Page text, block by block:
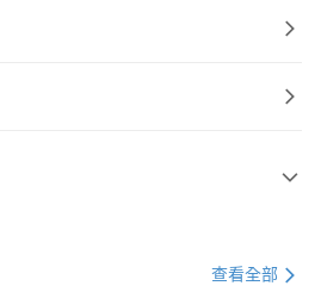
查看全部